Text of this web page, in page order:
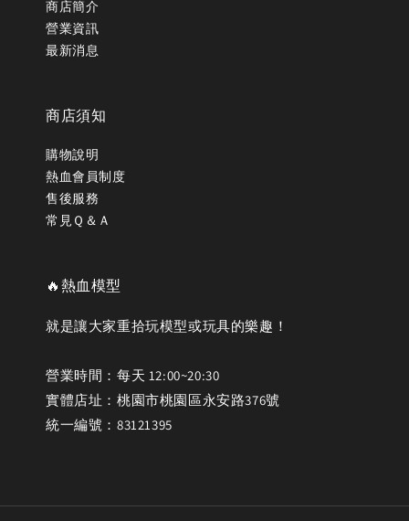
商店簡介
營業資訊
最新消息
商店須知
購物說明
熱血會員制度
售後服務
常見Ｑ＆Ａ
🔥熱血模型
就是讓大家重拾玩模型或玩具的樂趣！
營業時間：每天 12:00~20:30
實體店址：桃園市桃園區永安路376號
統一編號：83121395